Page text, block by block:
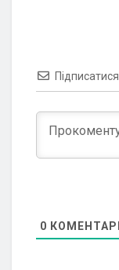
Підписатися
0 КОМЕНТАРІ